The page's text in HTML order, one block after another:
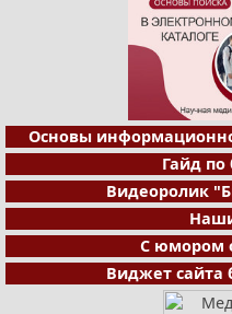
Основы
Гайд по
Видеоролик
С юмором
Виджет сайта